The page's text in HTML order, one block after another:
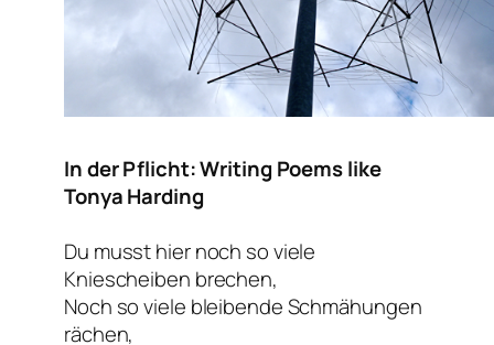
In der Pflicht: Writing Poems like
Tonya Harding
Du musst hier noch so viele
Kniescheiben brechen,
Noch so viele bleibende Schmähungen
rächen,